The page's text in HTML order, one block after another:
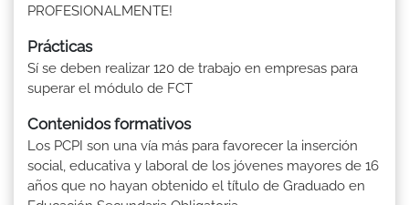
PROFESIONALMENTE!
Prácticas
Sí se deben realizar 120 de trabajo en empresas para
superar el módulo de FCT
Contenidos formativos
Los PCPI son una vía más para favorecer la inserción
social, educativa y laboral de los jóvenes mayores de 16
años que no hayan obtenido el título de Graduado en